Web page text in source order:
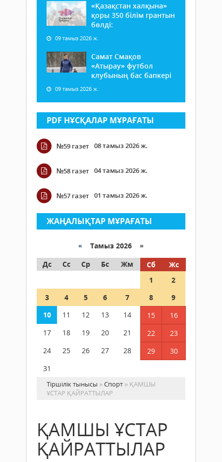
«Қазақстан халқына»
қоры 350 білім грантын
бөлді:
09 тамыз 2026 ж.
Самат Смақов
«Атырау» футбол
клубының бас бапкері
09 тамыз 2026 ж.
PDF НҰСҚАЛАР МҰРАҒАТЫ
№59 газет 08 тамыз 2026 ж.
№58 газет 04 тамыз 2026 ж.
№57 газет 01 тамыз 2026 ж.
ЖАҢАЛЫҚТАР МҰРАҒАТЫ
« Тамыз 2026 »
Дс
Сс Ср Бс Жм Сб
Жс
1
2
3
4 5 6 7 8
9
10
11 12 13 14 15
16
17
18 19 20 21 22
23
24
25 26 27 28 29
30
31
Тіршілік тынысы »Спорт » ҚАМШЫ
ҰСТАР ҚАЙРАТТЫЛАР
ҚАМШЫ ҰСТАР
ҚАЙРАТТЫЛАР